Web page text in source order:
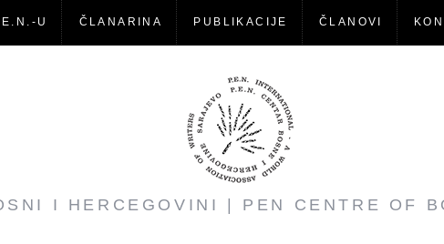
U ČLANARINA PUBLIKACIJE ČLANOVI
I HERCEGOVINI | PEN CENTRE OF